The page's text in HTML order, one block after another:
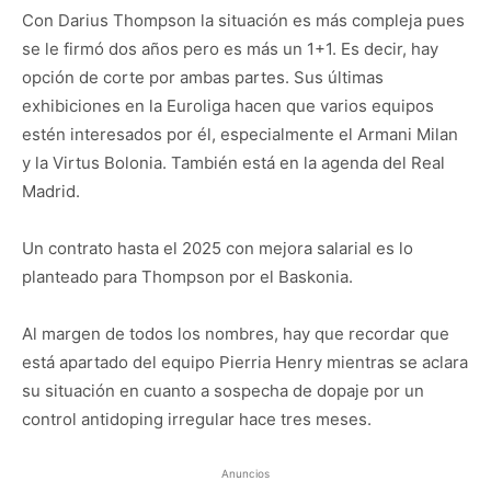
Con Darius Thompson la situación es más compleja pues
se le firmó dos años pero es más un 1+1. Es decir, hay
opción de corte por ambas partes. Sus últimas
exhibiciones en la Euroliga hacen que varios equipos
estén interesados por él, especialmente el Armani Milan
y la Virtus Bolonia. También está en la agenda del Real
Madrid.
Un contrato hasta el 2025 con mejora salarial es lo
planteado para Thompson por el Baskonia.
Al margen de todos los nombres, hay que recordar que
está apartado del equipo Pierria Henry mientras se aclara
su situación en cuanto a sospecha de dopaje por un
control antidoping irregular hace tres meses.
Anuncios